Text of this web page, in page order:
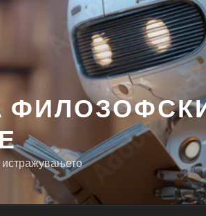
истражувањето